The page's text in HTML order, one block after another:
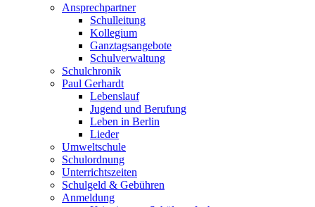
Ansprechpartner
Schulleitung
Kollegium
Ganztagsangebote
Schulverwaltung
Schulchronik
Paul Gerhardt
Lebenslauf
Jugend und Berufung
Leben in Berlin
Lieder
Umweltschule
Schulordnung
Unterrichtszeiten
Schulgeld & Gebühren
Anmeldung